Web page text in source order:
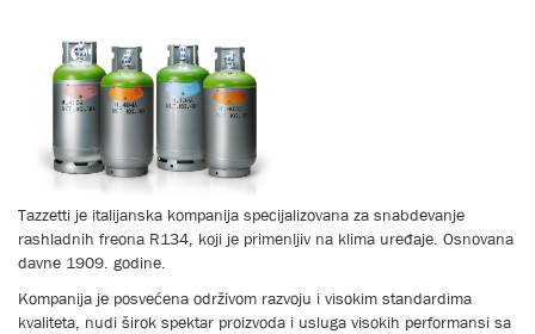
Tazzetti je italijanska kompanija specijalizovana za snabdevanje
rashladnih freona R134, koji je primenljiv na klima uređaje. Osnovana
davne 1909. godine.
Кompanija je posvećena održivom razvoju i visokim standardima
kvaliteta, nudi širok spektar proizvoda i usluga visokih performansi sa